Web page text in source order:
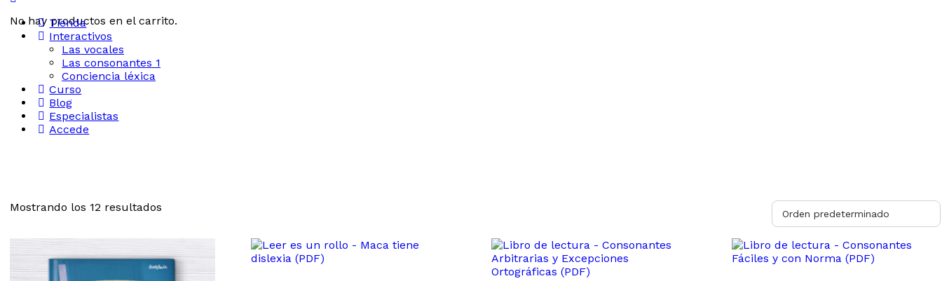
No hay productos en el carrito.
Tienda
Interactivos
Las vocales
Las consonantes 1
Conciencia léxica
Curso
Blog
Especialistas
Accede
Mostrando los 12 resultados